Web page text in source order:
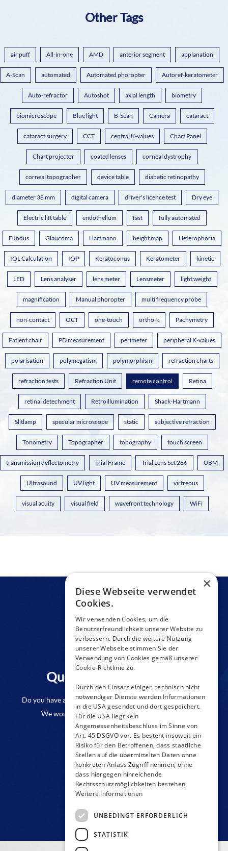
Other Tags
air puff All-in-one AMD anterior segment applanation
A-Scan automated Automated phoropter Autoref-keratometer
Auto-refractor Autoshot axial length biometry
biomicroscope Blue light B-Scan Camera cataract
cataract surgery CCT central K-values Chart Panel
Chart projector coated lenses corneal dystrophy
corneal topographer device table diabetic retinopathy
diameter 38 mm digital camera driver's licence test Dry eye
Electric lift table endothelium fast fully automated
Fundus Glaucoma Hartmann height map Heterophoria
IOL Calculation IOP Keratoconus Keratometer kinetic
LED Lens analyser lens meter Lensmeter light weight
magnification Manual phoropter multi frequency probe
non-contact OCT one-touch ortho-k Pachymetry
Patient chair PD measurement perimeter peripheral K-values
polarisation polymegatism polymorphism refraction charts
refraction tests Refraction Unit remote control Retina
retinal detechment Retroillumination Shack-Hartmann
Slitlamp specular microscope static subjective refraction
Tonometry Topographer topography touch screen
transmission deflectometry Trial Frame Trial Lens Set 266 UBM
Ultrasound UV light UV measurement virtreous
visual acuity visual field wavefront technology WiFi
Questions to a product?
Do you have any questions or require further information?
We would be pleased if you send us an inquiry.
CONTACT FORM
×
Diese Webseite verwendet
Cookies.
Wir verwenden Cookies, um die
Benutzerfreundlichkeit unserer Website zu
verbessern. Durch die weitere Nutzung
unserer Webseite stimmen Sie der
Verwendung von Cookies gemäß unserer
Cookie-Richtlinie zu.
Durch den Einsatz einiger, technisch nicht
notwendiger Dienste werden Informationen
in die USA gesendet und dort gespeichert.
Für die USA liegt kein
Angemessenheitsbeschluss im Sinne von
Art. 45 DSGVO vor. Es besteht insoweit ein
Risiko für den Betroffenen, dass staatliche
Stellen auf die übermittelten Daten ohne
konkreten Anlass Zugriff nehmen, ohne
dass hiergegen hinreichende
Rechtsschutzmöglichkeiten bestehen.
Weitere Informationen
UNBEDINGT ERFORDERLICH
STATISTIK